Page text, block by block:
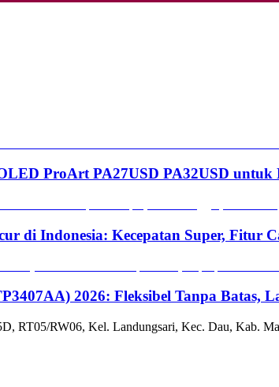
ProArt PA27USD PA32USD untuk
di Indonesia: Kecepatan Super, Fitur
2026: Fleksibel Tanpa Batas,
RT05/RW06, Kel. Landungsari, Kec. Dau, Kab.